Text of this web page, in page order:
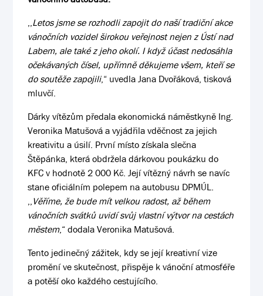
,,Letos jsme se rozhodli zapojit do naší tradiční akce
vánočních vozidel širokou veřejnost nejen z Ústí nad
Labem, ale také z jeho okolí. I když účast nedosáhla
očekávaných čísel, upřímně děkujeme všem, kteří se
do soutěže zapojili,“ uvedla Jana Dvořáková, tisková
mluvčí.
Dárky vítězům předala ekonomická náměstkyně Ing.
Veronika Matušová a vyjádřila vděčnost za jejich
kreativitu a úsilí. První místo získala slečna
Štěpánka, která obdržela dárkovou poukázku do
KFC v hodnotě 2 000 Kč. Její vítězný návrh se navíc
stane oficiálním polepem na autobusu DPMÚL.
,,Věříme, že bude mít velkou radost, až během
vánočních svátků uvidí svůj vlastní výtvor na cestách
městem,“ dodala Veronika Matušová.
Tento jedinečný zážitek, kdy se její kreativní vize
promění ve skutečnost, přispěje k vánoční atmosféře
a potěší oko každého cestujícího.